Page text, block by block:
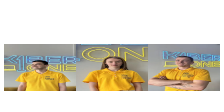
Александр
Тьютор
Яна
Ассистент
Вадим
Тьютор